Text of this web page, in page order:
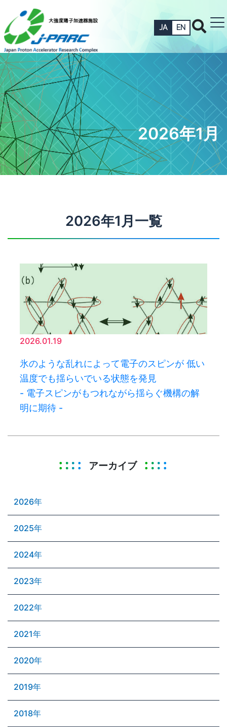
JA EN
2026年1月
2026年1月一覧
2026.01.19
氷のような乱れによって電子のスピンが 低い
温度でも揺らいでいる状態を発見
- 電子スピンがもつれながら揺らぐ機構の解
明に期待 -
アーカイブ
2026年
2025年
2024年
2023年
2022年
2021年
2020年
2019年
2018年